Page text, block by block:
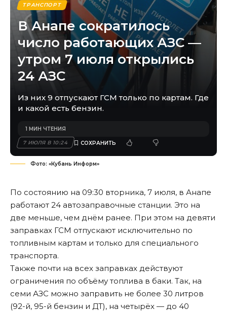
ТРАНСПОРТ
В Анапе сократилось
число работающих АЗС —
утром 7 июля открылись
24 АЗС
Из них 9 отпускают ГСМ только по картам. Где
и какой есть бензин.
7 ИЮЛЯ В 10:24
1 МИН ЧТЕНИЯ
Фото: «Кубань Информ»
По состоянию на 09:30 вторника, 7 июля, в Анапе
работают 24 автозаправочные станции. Это на
две меньше, чем днём ранее. При этом на девяти
заправках ГСМ отпускают исключительно по
топливным картам и только для специального
транспорта.
Также почти на всех заправках действуют
ограничения по объёму топлива в баки. Так, на
семи АЗС можно заправить не более 30 литров
(92-й, 95-й бензин и ДТ), на четырёх — до 40